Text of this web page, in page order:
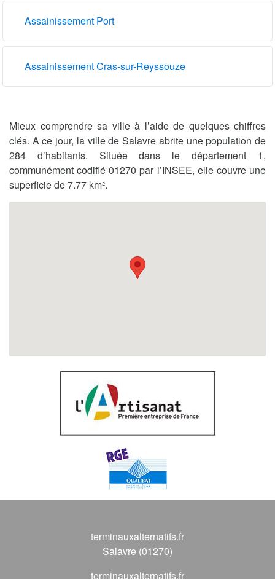
Assainissement Port
Assainissement Cras-sur-Reyssouze
Mieux comprendre sa ville à l’aide de quelques chiffres
clés. A ce jour, la ville de Salavre abrite une population de
284 d’habitants. Située dans le département 1,
communément codifié 01270 par l’INSEE, elle couvre une
superficie de 7.77 km².
terminauxalternatifs.fr
Salavre (01270)
terminauxalternatifs.fr